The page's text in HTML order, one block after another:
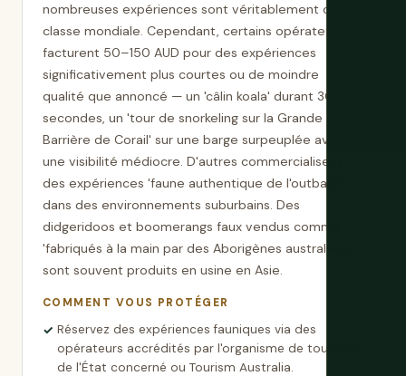
nombreuses expériences sont véritablement de
classe mondiale. Cependant, certains opérateurs
facturent 50–150 AUD pour des expériences
significativement plus courtes ou de moindre
qualité que annoncé — un 'câlin koala' durant 30
secondes, un 'tour de snorkeling sur la Grande
Barrière de Corail' sur une barge surpeuplée avec
une visibilité médiocre. D'autres commercialisent
des expériences 'faune authentique de l'outback'
dans des environnements suburbains. Des
didgeridoos et boomerangs faux vendus comme
'fabriqués à la main par des Aborigènes australiens'
sont souvent produits en usine en Asie.
COMMENT VOUS PROTÉGER
Réservez des expériences fauniques via des
opérateurs accrédités par l'organisme de tourisme
de l'État concerné ou Tourism Australia.